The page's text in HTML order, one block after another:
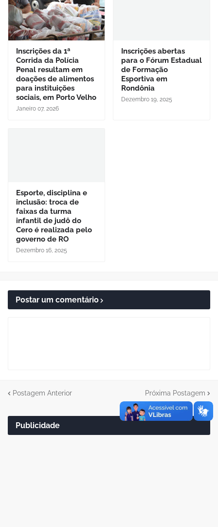
Inscrições da 1ª
Corrida da Polícia
Penal resultam em
doações de alimentos
para instituições
sociais, em Porto Velho
Janeiro 07, 2026
Inscrições abertas
para o Fórum Estadual
de Formação
Esportiva em
Rondônia
Dezembro 19, 2025
Esporte, disciplina e
inclusão: troca de
faixas da turma
infantil de judô do
Cero é realizada pelo
governo de RO
Dezembro 16, 2025
Postar um comentário
Postagem Anterior Próxima Postagem
Publicidade